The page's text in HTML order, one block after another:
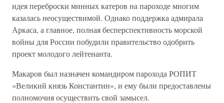
идея переброски минных катеров на пароходе многим
казалась неосуществимой. Однако поддержка адмирала
Аркаса, а главное, полная бесперспективность морской
войны для России побудили правительство одобрить
проект молодого лейтенанта.
Макаров был назначен командиром парохода РОПИТ
«Великий князь Константин», и ему были предоставлены
полномочия осуществить свой замысел.